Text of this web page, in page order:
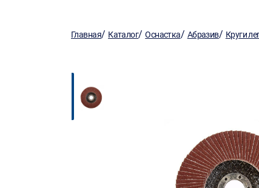
Главная/ Каталог/Оснастка/ Абразив/ Круги